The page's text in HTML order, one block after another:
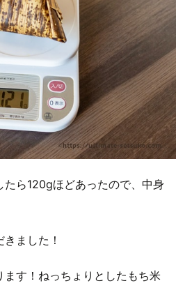
たら120gほどあったので、中身
ました！
す！ねっちょりとしたもち米